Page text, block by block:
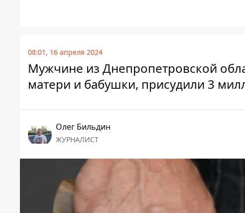
08:01, 16 апреля 2024
Мужчине из Днепропетровской
матери и бабушки, присудили 3
Олег Бильдин
ЖУРНАЛИСТ